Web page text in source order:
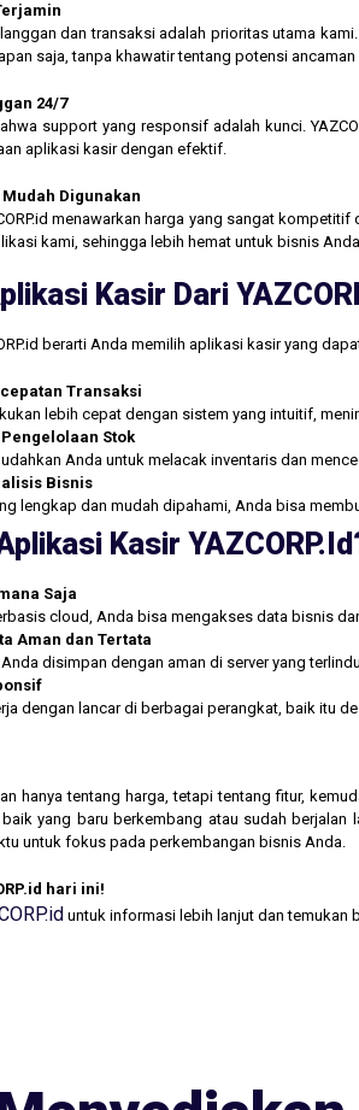
dan transaksi adalah prioritas utama
saja, tanpa khawatir tentang potensi ancaman
24/7
support yang responsif adalah kunci.
aplikasi kasir dengan efektif.
Digunakan
menawarkan harga yang sangat
kami, sehingga lebih hemat untuk bisnis
Kasir Dari
berarti Anda memilih aplikasi kasir yang
Transaksi
lebih cepat dengan sistem yang intuitif,
Stok
Anda untuk melacak inventaris dan
Bisnis
lengkap dan mudah dipahami, Anda bisa
Kasir
Saja
cloud, Anda bisa mengakses data bisnis
Aman dan Tertata
disimpan dengan aman di server yang
dengan lancar di berbagai perangkat, baik itu
hanya tentang harga, tetapi tentang fitur,
yang baru berkembang atau sudah
untuk fokus pada perkembangan bisnis Anda.
hari ini!
untuk informasi lebih lanjut dan temukan